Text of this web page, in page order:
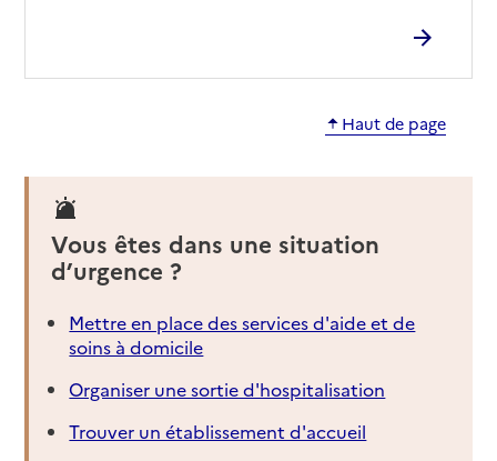
Haut de page
Vous êtes dans une situation
d’urgence ?
Mettre en place des services d'aide et de
soins à domicile
Organiser une sortie d'hospitalisation
Trouver un établissement d'accueil